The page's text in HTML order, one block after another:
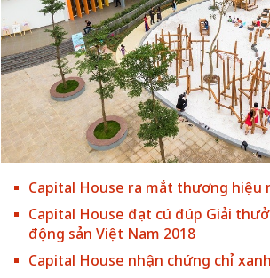
Capital House ra mắt thương hiệu
Capital House đạt cú đúp Giải
động sản Việt Nam 2018
Capital House nhận chứng chỉ